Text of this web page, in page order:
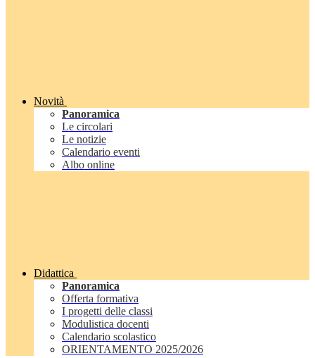
Novità
Panoramica
Le circolari
Le notizie
Calendario eventi
Albo online
Didattica
Panoramica
Offerta formativa
I progetti delle classi
Modulistica docenti
Calendario scolastico
ORIENTAMENTO 2025/2026